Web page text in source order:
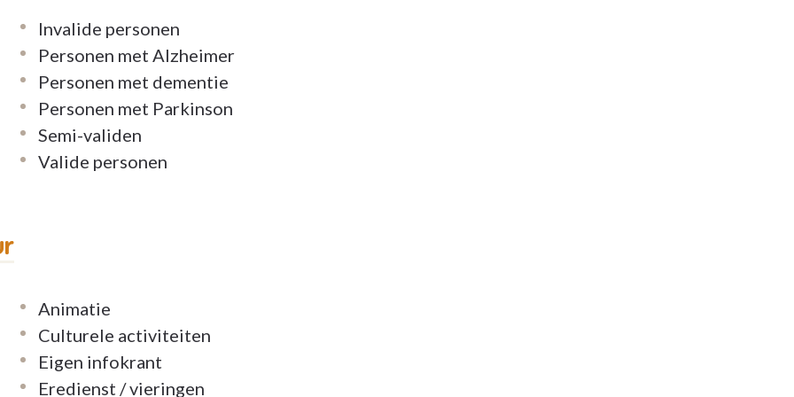
prioriteit. Hier komt u thuis in een
kader. Een gemoedelijke sfeer en de
op uw gemak. Hier ontvangt u voortreffelijke
organiseren we een bewonersraad waar
Invalide personen
Personen met Alzheimer
Personen met dementie
Personen met Parkinson
Semi-validen
Valide personen
Animatie
Culturele activiteiten
Eigen infokrant
Eredienst / vieringen